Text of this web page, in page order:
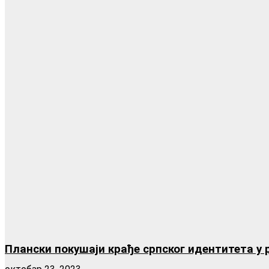
Плански покушаји крађе српског идентитета